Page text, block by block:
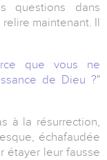
questions dans
maintenant. Il
que vous ne
de Dieu ?"
à la résurrection,
échafaudée
étayer leur fausse